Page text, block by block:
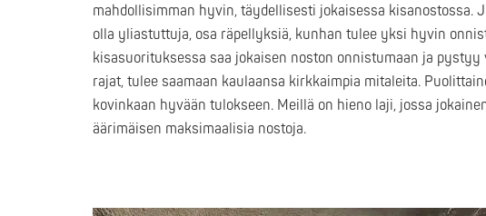
mahdollisimman hyvin, täydellisesti jokaisessa kisanostossa.
olla yliastuttuja, osa räpellyksiä, kunhan tulee yksi hyvin
kisasuorituksessa saa jokaisen noston onnistumaan ja
rajat, tulee saamaan kaulaansa kirkkaimpia mitaleita.
kovinkaan hyvään tulokseen. Meillä on hieno laji, jossa
äärimäisen maksimaalisia nostoja.